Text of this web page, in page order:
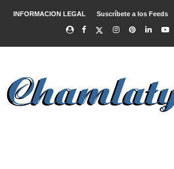
INFORMACION LEGAL Suscríbete a los Feeds